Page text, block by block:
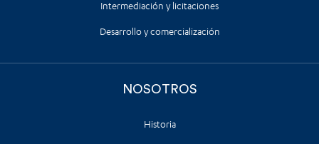
Intermediación y licitaciones
Desarrollo y comercialización
NOSOTROS
Historia